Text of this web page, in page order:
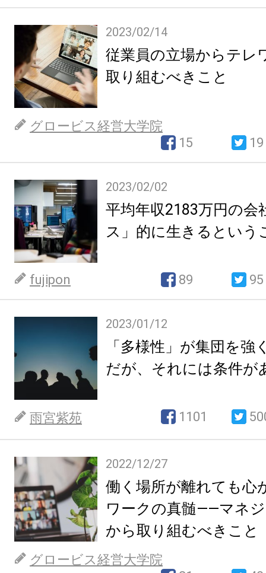
2023/02/14
従業員の立場からテレ
取り組むべきこと
グロービス経営大学院
15
19
2023/02/02
平均年収2183万円の会
ス」的に生きるという
fujipon 89 95
2023/01/12
「多様性」が集団を強
だが、それには条件が
雨宮紫苑 1101
2022/12/27
働く場所が離れても心
ワークの真髄――マネ
から取り組むべきこと
グロービス経営大学院